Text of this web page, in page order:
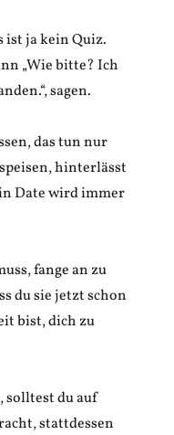
ist ja kein Quiz.
„Wie bitte? Ich
sagen.
das tun nur
hinterlässt
Date wird immer
fange an zu
du sie jetzt schon
bist, dich zu
solltest du auf
stattdessen